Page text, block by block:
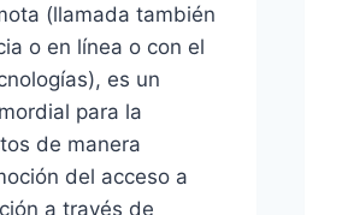
(llamada también
o en línea o con el
es un
para la
de manera
del acceso a
a través de